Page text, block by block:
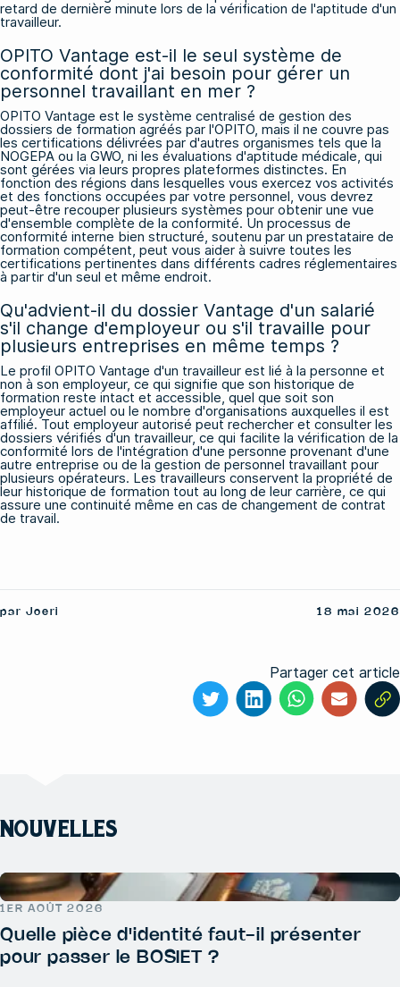
retard de dernière minute lors de la vérification de l'aptitude d'un
travailleur.
OPITO Vantage est-il le seul système de
conformité dont j'ai besoin pour gérer un
personnel travaillant en mer ?
OPITO Vantage est le système centralisé de gestion des
dossiers de formation agréés par l'OPITO, mais il ne couvre pas
les certifications délivrées par d'autres organismes tels que la
NOGEPA ou la GWO, ni les évaluations d'aptitude médicale, qui
sont gérées via leurs propres plateformes distinctes. En
fonction des régions dans lesquelles vous exercez vos activités
et des fonctions occupées par votre personnel, vous devrez
peut-être recouper plusieurs systèmes pour obtenir une vue
d'ensemble complète de la conformité. Un processus de
conformité interne bien structuré, soutenu par un prestataire de
formation compétent, peut vous aider à suivre toutes les
certifications pertinentes dans différents cadres réglementaires
à partir d'un seul et même endroit.
Qu'advient-il du dossier Vantage d'un salarié
s'il change d'employeur ou s'il travaille pour
plusieurs entreprises en même temps ?
Le profil OPITO Vantage d'un travailleur est lié à la personne et
non à son employeur, ce qui signifie que son historique de
formation reste intact et accessible, quel que soit son
employeur actuel ou le nombre d'organisations auxquelles il est
affilié. Tout employeur autorisé peut rechercher et consulter les
dossiers vérifiés d'un travailleur, ce qui facilite la vérification de la
conformité lors de l'intégration d'une personne provenant d'une
autre entreprise ou de la gestion de personnel travaillant pour
plusieurs opérateurs. Les travailleurs conservent la propriété de
leur historique de formation tout au long de leur carrière, ce qui
assure une continuité même en cas de changement de contrat
de travail.
par Joeri 18 mai 2026
Partager cet article
NOUVELLES
1ER AOÛT 2026
Quelle pièce d'identité faut-il présenter
pour passer le BOSIET ?